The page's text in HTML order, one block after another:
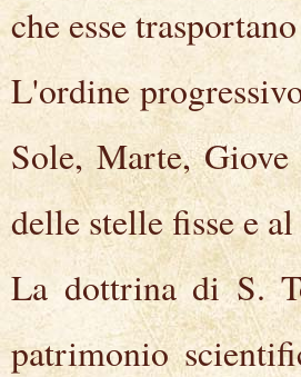
che esse
L'ordine
Sole, Marte,
delle stelle fisse e
La dottrina di S.
patrimonio